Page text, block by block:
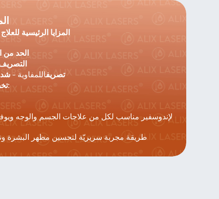
المزايا الرئيسية
الحد من
- تصريفاللمفاوية - شد
تخفيف الآلام:
طريقة مجربة سريريّة لتحسين مظهر البشرة